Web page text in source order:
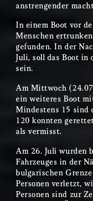
anstrengender
In einem Boot vor
Menschen
gefunden. In der
Juli, soll das Boot in
sein.
Am Mittwoch
ein weiteres Boot
Mindestens 15 sind
120 konnten
als vermisst.
Am 26. Juli wurden
Fahrzeuges in der
bulgarischen
Personen verletzt,
Personen sind zur